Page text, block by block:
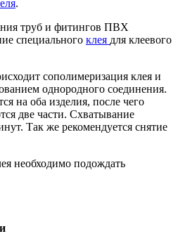
.
труб и фитингов ПВХ
специального клея для клеевого
сополимеризация клея и
однородного соединения.
на оба изделия, после чего
две части. Схватывание
Так же рекомендуется снятие
необходимо подождать